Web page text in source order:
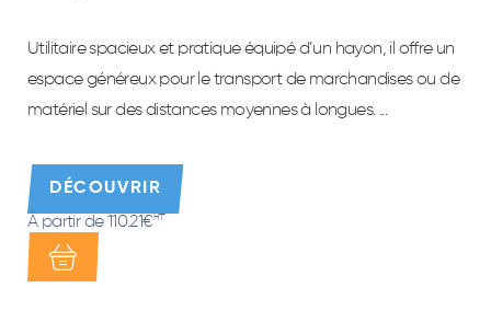
Utilitaire spacieux et pratique équipé d’un hayon, il offre un
espace généreux pour le transport de marchandises ou de
matériel sur des distances moyennes à longues. ...
DÉCOUVRIR
À partir de 110.21€ HT*